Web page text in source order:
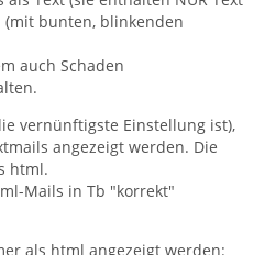
bunten, blinkenden
auch Schaden
vernünftigste Einstellung ist),
angezeigt werden. Die
html.
Mails in Tb "korrekt"
als html angezeigt werden: